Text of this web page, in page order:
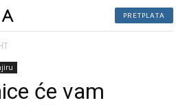
PRETPLATA
će vam